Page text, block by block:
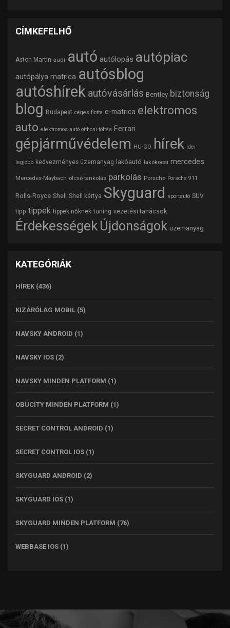
CÍMKEFELHŐ
Aston Martin audi autó autólopás autópiac
autópálya matrica autósblog
autóshírek autóvásárlás Bentley biztonság
blog Budapest céges flotta e-matrica elektromos
auto elektromos autó otthoni töltés Ferrari
gépjárművédelem HU-GO hírek idei
legjobb kedvezményes üzemanyag lakóautó lakókocsi mercedes
Mercedes-Maybach olcsó tankolás parkolás Porsche Porsche 911
Rolls-Royce Shell Shell kártya Skyguard sportautó SUV
tipp tippek tippek nőknek tuning vezetési tanácsok
Érdekességek Újdonságok üzemanyag
KATEGÓRIÁK
HÍREK (436)
KIZÁRÓLAG MOBIL (5)
NAVSKY ANDROID (1)
NAVSKY IOS (2)
NAVSKY MINDEN PLATFORM (1)
OBUCITY MINDEN PLATFORM (1)
SECRET CONTROL ANDROID (1)
SECRET CONTROL IOS (1)
SKYGUARD ANDROID (2)
SKYGUARD IOS (1)
SKYGUARD MINDEN PLATFORM (76)
WEBBASE IOS (1)